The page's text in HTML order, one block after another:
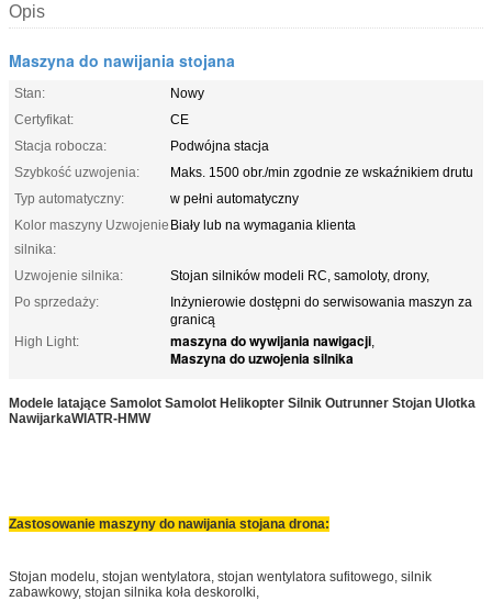
Opis
Maszyna do nawijania stojana
Stan:
Nowy
Certyfikat:
CE
Stacja robocza:
Podwójna stacja
Szybkość uzwojenia:
Maks. 1500 obr./min zgodnie ze wskaźnikiem drutu
Typ automatyczny:
w pełni automatyczny
Kolor maszyny Uzwojenie
silnika:
Biały lub na wymagania klienta
Uzwojenie silnika:
Stojan silników modeli RC, samoloty, drony,
Po sprzedaży:
Inżynierowie dostępni do serwisowania maszyn za
granicą
High Light:
maszyna do wywijania nawigacji,
Maszyna do uzwojenia silnika
Modele latające Samolot Samolot Helikopter Silnik Outrunner Stojan Ulotka
NawijarkaWIATR-HMW
Zastosowanie maszyny do nawijania stojana drona:
Stojan modelu, stojan wentylatora, stojan wentylatora sufitowego, silnik
zabawkowy, stojan silnika koła deskorolki,